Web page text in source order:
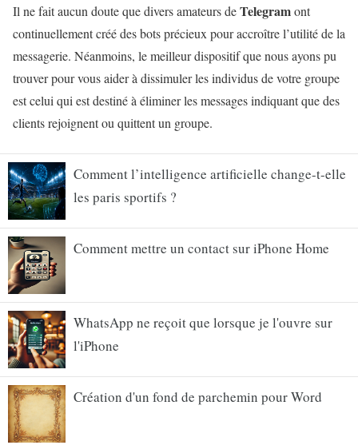
Il ne fait aucun doute que divers amateurs deTelegramont
continuellement créé des bots précieux pour accroître l’utilité de la
messagerie. Néanmoins, le meilleur dispositif que nous ayons pu
trouver pour vous aider à dissimuler les individus de votre groupe
est celui qui est destiné à éliminer les messages indiquant que des
clients rejoignent ou quittent un groupe.
Comment l’intelligence artificielle change-t-elle
les paris sportifs ?
Comment mettre un contact sur iPhone Home
WhatsApp ne reçoit que lorsque je l'ouvre sur
l'iPhone
Création d'un fond de parchemin pour Word